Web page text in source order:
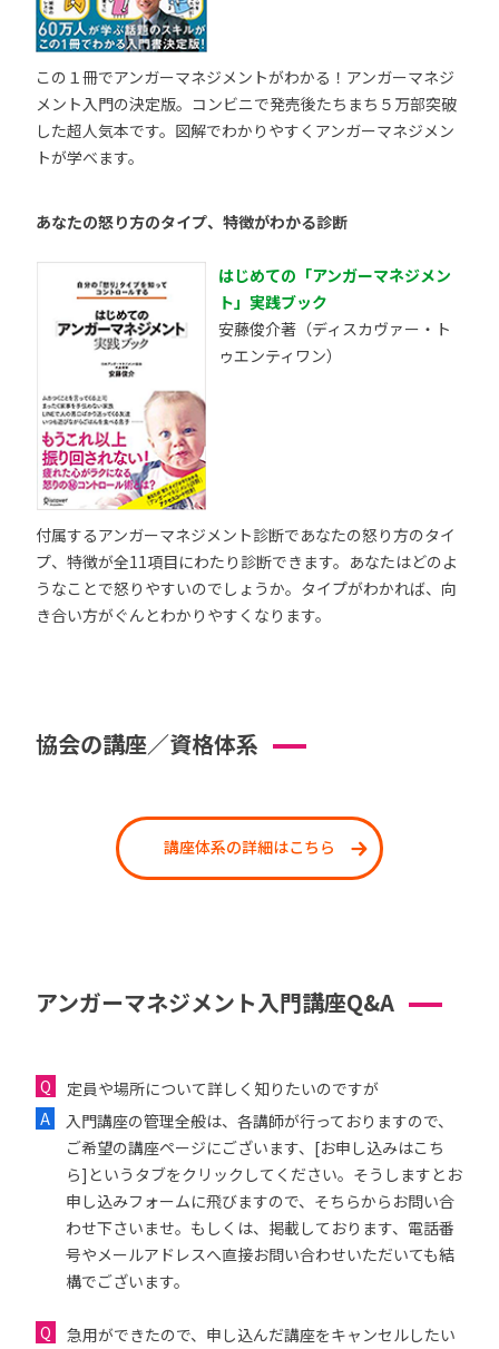
この１冊でアンガーマネジメントがわかる！アンガーマネジ
メント入門の決定版。コンビニで発売後たちまち５万部突破
した超人気本です。図解でわかりやすくアンガーマネジメン
トが学べます。
あなたの怒り方のタイプ、特徴がわかる診断
はじめての「アンガーマネジメン
ト」実践ブック
安藤俊介著（ディスカヴァー・ト
ゥエンティワン）
付属するアンガーマネジメント診断であなたの怒り方のタイ
プ、特徴が全11項目にわたり診断できます。あなたはどのよ
うなことで怒りやすいのでしょうか。タイプがわかれば、向
き合い方がぐんとわかりやすくなります。
協会の講座／資格体系
講座体系の詳細はこちら
アンガーマネジメント入門講座Q&A
定員や場所について詳しく知りたいのですが
入門講座の管理全般は、各講師が行っておりますので、
ご希望の講座ページにございます、[お申し込みはこち
ら]というタブをクリックしてください。そうしますとお
申し込みフォームに飛びますので、そちらからお問い合
わせ下さいませ。もしくは、掲載しております、電話番
号やメールアドレスへ直接お問い合わせいただいても結
構でございます。
急用ができたので、申し込んだ講座をキャンセルしたい